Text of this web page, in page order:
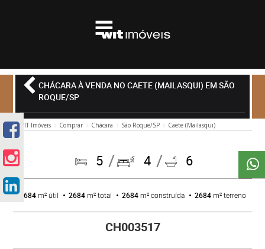
CHÁCARA À VENDA NO CAETE (MAILASQUI) EM SÃO
ROQUE/SP
WIT Imóveis Comprar Chácara São Roque/SP Caete (Mailasqui)
5 4 6
2684m² útil 2684m² total 2684m² construída 2684m² terreno
CH003517